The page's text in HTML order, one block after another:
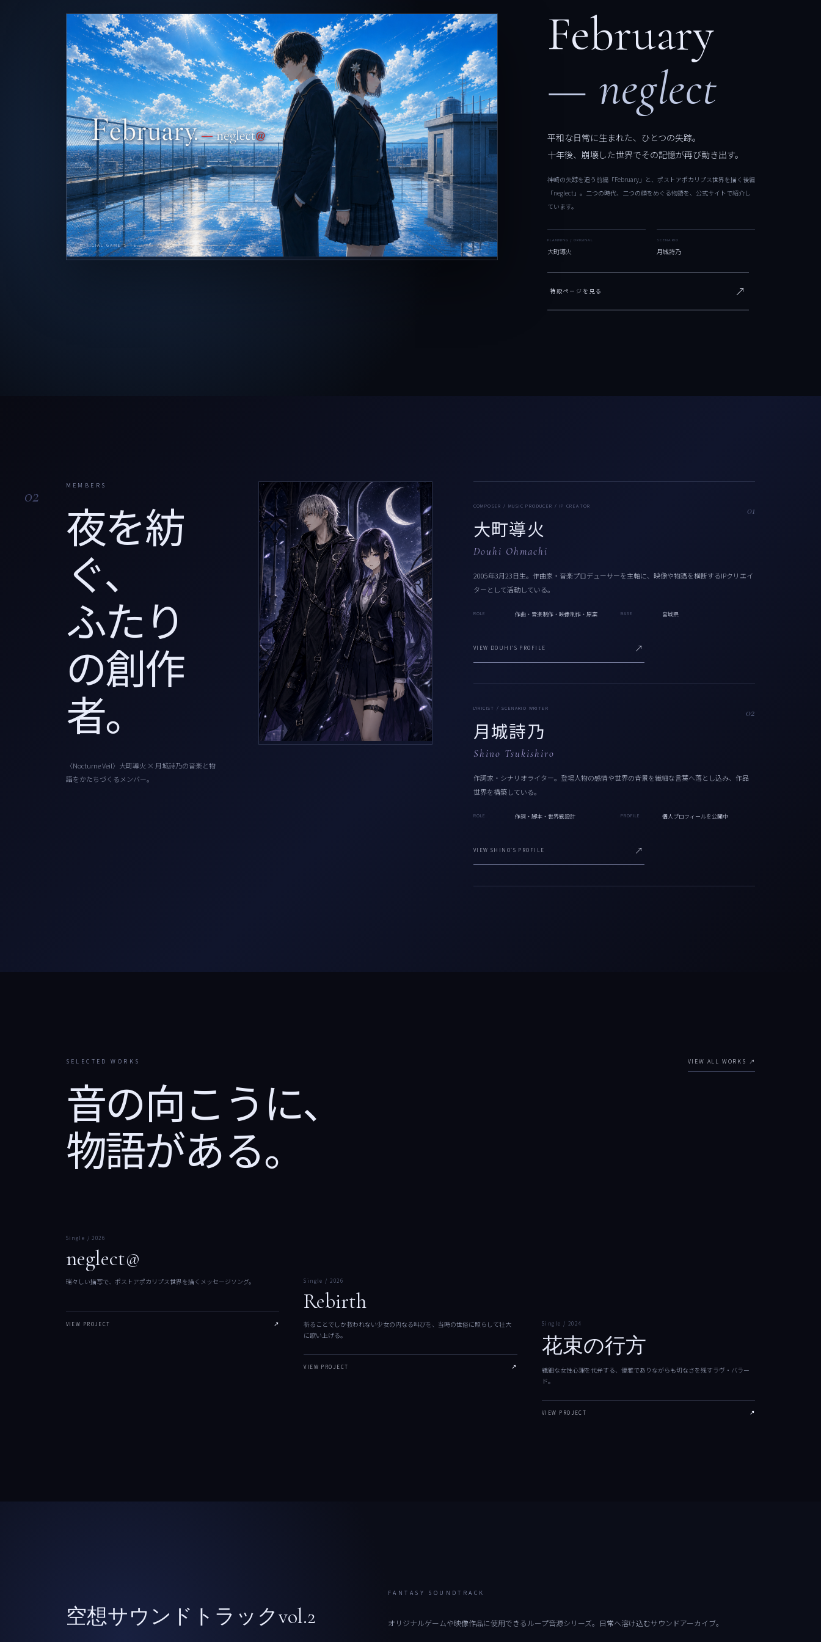
OFFICIAL GAME SITE
February
— neglect
平和な日常に生まれた、ひとつの失踪。
十年後、崩壊した世界でその記憶が再び動き出す。
神崎の失踪を追う前編「February」と、ポストアポカリプス世界を描く後編
「neglect」。二つの時代、二つの顔をめぐる物語を、公式サイトで紹介し
ています。
PLANNING / ORIGINAL
大町導火
SCENARIO
月城詩乃
特設ページを見る ↗
02 MEMBERS
夜を紡
ぐ、
ふたり
の創作
者。
〈Nocturne Veil〉大町導火 × 月城詩乃の音楽と物
語をかたちづくるメンバー。
01
COMPOSER / MUSIC PRODUCER / IP CREATOR
大町導火
Douhi Ohmachi
2005年3月23日生。作曲家・音楽プロデューサーを主軸に、映像や物語を横断するIPクリエイ
ターとして活動している。
ROLE 作曲・音楽制作・映像制作・原案 BASE 宮城県
VIEW DOUHI'S PROFILE ↗
02
LYRICIST / SCENARIO WRITER
月城詩乃
Shino Tsukishiro
作詞家・シナリオライター。登場人物の感情や世界の背景を繊細な言葉へ落とし込み、作品
世界を構築している。
ROLE 作詞・脚本・世界観設計 PROFILE 個人プロフィールを公開中
VIEW SHINO'S PROFILE ↗
SELECTED WORKS
音の向こうに、
物語がある。
VIEW ALL WORKS ↗
Single / 2026
neglect@
瑞々しい描写で、ポストアポカリプス世界を描くメッセージソング。
VIEW PROJECT ↗
Single / 2026
Rebirth
祈ることでしか救われない少女の内なる叫びを、当時の世俗に照らして壮大
に歌い上げる。
VIEW PROJECT ↗
Single / 2024
花束の行方
繊細な女性心理を代弁する、優雅でありながらも切なさを残すラヴ・バラー
ド。
VIEW PROJECT ↗
空想サウンドトラックvol.2
FANTASY SOUNDTRACK
オリジナルゲームや映像作品に使用できるループ音源シリーズ。日常へ溶け込むサウンドアーカイブ。